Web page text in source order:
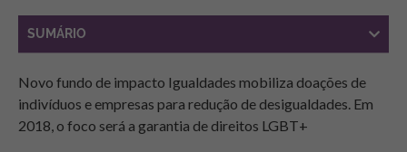
SUMÁRIO
Novo fundo de impacto Igualdades mobiliza doações de
indivíduos e empresas para redução de desigualdades. Em
2018, o foco será a garantia de direitos LGBT+